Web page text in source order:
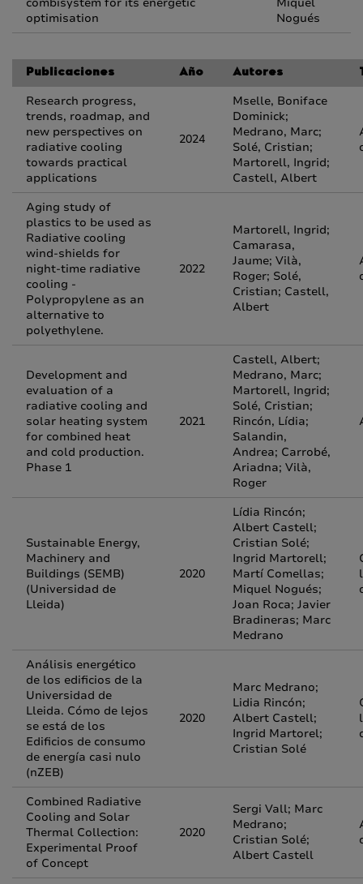
optimisation
Nogués
Publicaciones Año Autores
Research progress,
trends, roadmap, and
new perspectives on
radiative cooling
towards practical
applications
2024
Mselle, Boniface
Dominick;
Medrano, Marc;
Solé, Cristian;
Martorell, Ingrid;
Castell, Albert
Aging study of
plastics to be used as
Radiative cooling
wind-shields for
night-time radiative
cooling -
Polypropylene as an
alternative to
polyethylene.
2022
Martorell, Ingrid;
Camarasa,
Jaume; Vilà,
Roger; Solé,
Cristian; Castell,
Albert
Development and
evaluation of a
radiative cooling and
solar heating system
for combined heat
and cold production.
Phase 1
2021
Castell, Albert;
Medrano, Marc;
Martorell, Ingrid;
Solé, Cristian;
Rincón, Lídia;
Salandin,
Andrea; Carrobé,
Ariadna; Vilà,
Roger
Sustainable Energy,
Machinery and
Buildings (SEMB)
(Universidad de
Lleida)
2020
Lídia Rincón;
Albert Castell;
Cristian Solé;
Ingrid Martorell;
Martí Comellas;
Miquel Nogués;
Joan Roca; Javier
Bradineras; Marc
Medrano
Análisis energético
de los edificios de la
Universidad de
Lleida. Cómo de lejos
se está de los
Edificios de consumo
de energía casi nulo
(nZEB)
2020
Marc Medrano;
Lidia Rincón;
Albert Castell;
Ingrid Martorel;
Cristian Solé
Combined Radiative
Cooling and Solar
Thermal Collection:
Experimental Proof
of Concept
2020
Sergi Vall; Marc
Medrano;
Cristian Solé;
Albert Castell